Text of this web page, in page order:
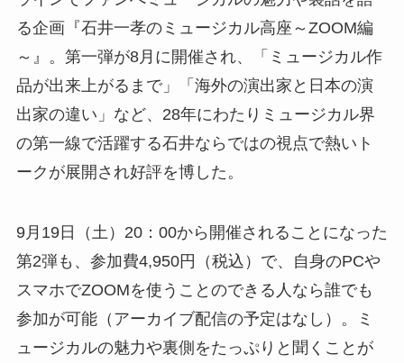
る企画『石井一孝のミュージカル高座～ZOOM編
～』。第一弾が8月に開催され、「ミュージカル作
品が出来上がるまで」「海外の演出家と日本の演
出家の違い」など、28年にわたりミュージカル界
の第一線で活躍する石井ならではの視点で熱いト
ークが展開され好評を博した。
9月19日（土）20：00から開催されることになった
第2弾も、参加費4,950円（税込）で、自身のPCや
スマホでZOOMを使うことのできる人なら誰でも
参加が可能（アーカイブ配信の予定はなし）。ミ
ュージカルの魅力や裏側をたっぷりと聞くことが